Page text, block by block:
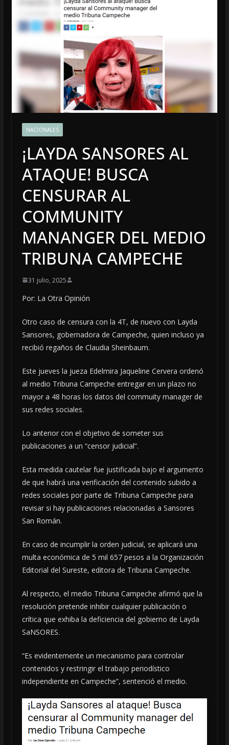
NACIONALES
¡LAYDA SANSORES AL
ATAQUE! BUSCA
CENSURAR AL
COMMUNITY
MANANGER DEL MEDIO
TRIBUNA CAMPECHE
31 julio, 2025
Por: La Otra Opinión
Otro caso de censura con la 4T, de nuevo con Layda
Sansores, gobernadora de Campeche, quien incluso ya
recibió regaños de Claudia Sheinbaum.
Este jueves la jueza Edelmira Jaqueline Cervera ordenó
al medio Tribuna Campeche entregar en un plazo no
mayor a 48 horas los datos del commuity manager de
sus redes sociales.
Lo anterior con el objetivo de someter sus
publicaciones a un “censor judicial”.
Esta medida cautelar fue justificada bajo el argumento
de que habrá una verificación del contenido subido a
redes sociales por parte de Tribuna Campeche para
revisar si hay publicaciones relacionadas a Sansores
San Román.
En caso de incumplir la orden judicial, se aplicará una
multa económica de 5 mil 657 pesos a la Organización
Editorial del Sureste, editora de Tribuna Campeche.
Al respecto, el medio Tribuna Campeche afirmó que la
resolución pretende inhibir cualquier publicación o
crítica que exhiba la deficiencia del gobierno de Layda
SaNSORES.
“Es evidentemente un mecanismo para controlar
contenidos y restringir el trabajo periodístico
independiente en Campeche”, sentenció el medio.